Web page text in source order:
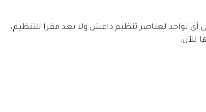
أي تواجد لعناصر تنظيم داعش ولا يعد مقرا للتنظيم،
للآن: